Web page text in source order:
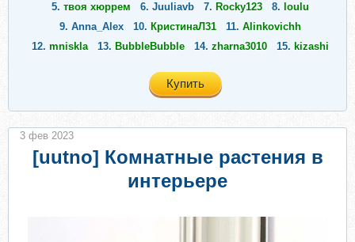
5. твоя хюррем 6. Juuliavb 7. Rocky123 8. loulu
9. Anna_Alex 10. КристинаЛ31 11. Alinkovichh
12. mniskla 13. BubbleBubble 14. zharna3010 15. kizashi
Купить
[uutno] Комнатные растения в
интерьере
3 фев 2023